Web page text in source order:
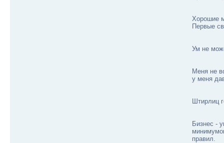
Хорошие
Первые
Ум не
Меня не
у меня
Штирлиц
Бизнес -
правил.